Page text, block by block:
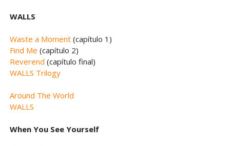
WALLS
Waste a Moment(capítulo 1)
Find Me (capítulo 2)
Reverend (capítulo final)
WALLS Trilogy
Around The World
WALLS
When You See Yourself